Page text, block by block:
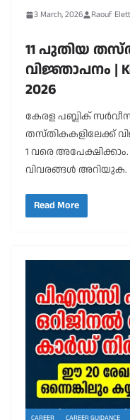
3 March, 2026 Raouf
11 പുതിയ
വിജ്ഞാപനം |
2026
കേരള പബ്ലിക് സർവീസ്
തസ്തികകളിലേക്ക്
1 വരെ അപേക്ഷിക്കാം.
വിവരങ്ങൾ അറിയുക.
Read More